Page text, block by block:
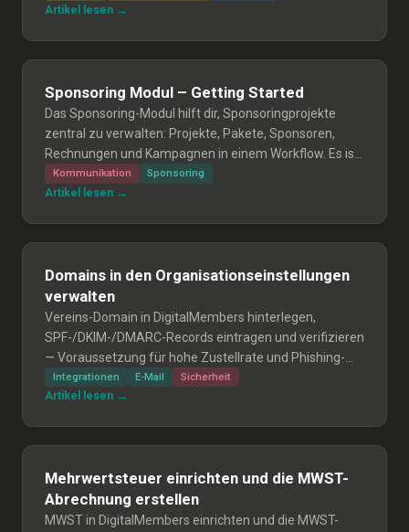
Rechnungen wiederherstellen; und Erinnerungen für
Artikel lesen →
Sponsoring Modul – Getting Started
Das Sponsoring-Modul hilft dir, Sponsoringprojekte
zentral zu verwalten: Projekte, Pakete, Sponsoren,
Rechnungen und Kampagnen in einem Workflow. Es ist
aktuell noch in Beta.
Kommunikation Sponsoring
Artikel lesen →
Domains in den Organisationseinstellungen
verwalten
Vereins-Domain in DigitalMembers hinterlegen,
SPF-/DKIM-/DMARC-Records eintragen und verifizieren
— Voraussetzung für hohe Zustellrate und Phishing-
Schutz.
Integrationen E-Mail Sicherheit
Artikel lesen →
Mehrwertsteuer einrichten und die MWST-
Abrechnung erstellen
MWST in DigitalMembers einrichten und die MWST-